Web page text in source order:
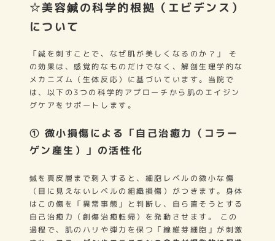
☆美容鍼の科学的根拠（エビデンス）
について
「鍼を刺すことで、なぜ肌が美しくなるのか？」 そ
の効果は、感覚的なものだけでなく、解剖生理学的な
メカニズム（生体反応）に基づいています。当院で
は、以下の3つの科学的アプローチから肌のエイジン
グケアをサポートします。
① 微小損傷による「自己治癒力（コラー
ゲン産生）」の活性化
鍼を真皮層まで刺入すると、細胞レベルの微小な傷
（目に見えないレベルの組織損傷）がつきます。身体
はこの傷を「異常事態」と判断し、自ら直そうとする
自己治癒力（創傷治癒転帰）を発動させます。 この
過程で、肌のハリや弾力を保つ「線維芽細胞」が刺激